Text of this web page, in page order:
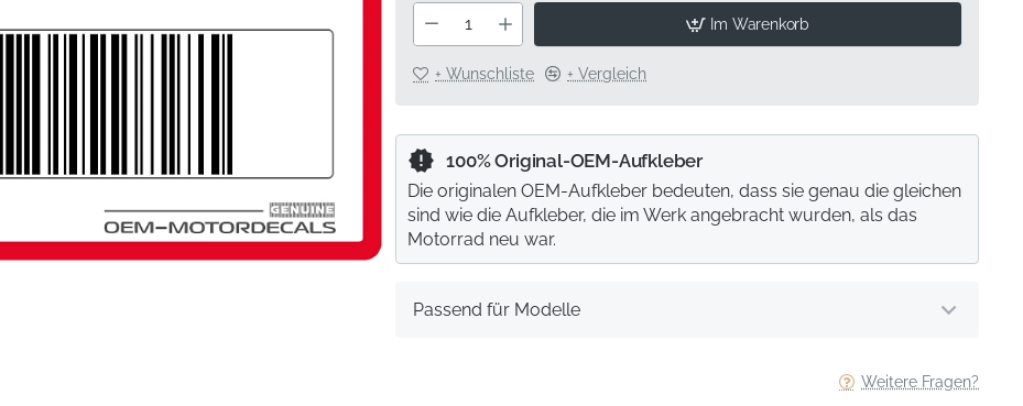
Im Warenkorb
+ Wunschliste + Vergleich
Weitere Fragen?
Passend für Modelle
100% Original-OEM-Aufkleber
Die originalen OEM-Aufkleber bedeuten, dass sie genau die gleichen
sind wie die Aufkleber, die im Werk angebracht wurden, als das
Motorrad neu war.